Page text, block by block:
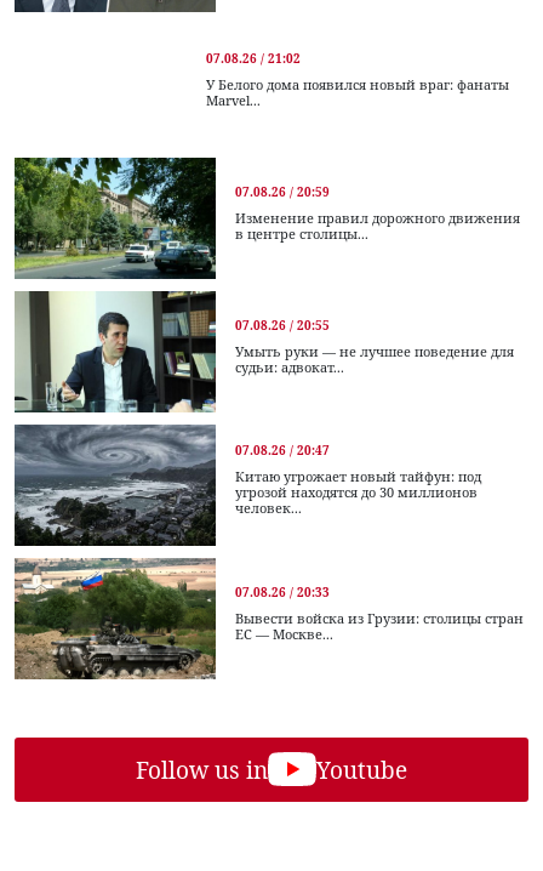
07.08.26 / 21:02
У Белого дома появился новый враг: фанаты
Marvel...
07.08.26 / 20:59
Изменение правил дорожного движения
в центре столицы...
07.08.26 / 20:55
Умыть руки — не лучшее поведение для
судьи: адвокат...
07.08.26 / 20:47
Китаю угрожает новый тайфун: под
угрозой находятся до 30 миллионов
человек...
07.08.26 / 20:33
Вывести войска из Грузии: столицы стран
ЕС — Москве...
Follow us in Youtube